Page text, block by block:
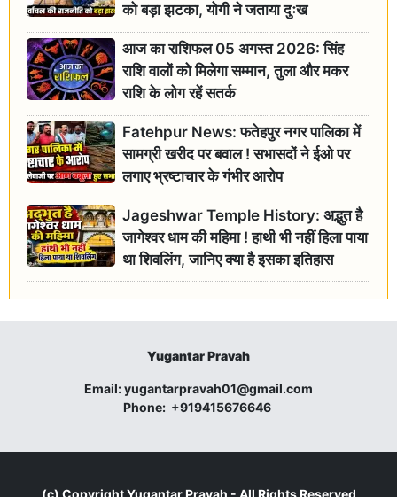
को बड़ा झटका, योगी ने जताया दुःख
आज का राशिफल 05 अगस्त 2026: सिंह
राशि वालों को मिलेगा सम्मान, तुला और मकर
राशि के लोग रहें सतर्क
Fatehpur News: फतेहपुर नगर पालिका में
सामग्री खरीद पर बवाल ! सभासदों ने ईओ पर
लगाए भ्रष्टाचार के गंभीर आरोप
Jageshwar Temple History: अद्भुत है
जागेश्वर धाम की महिमा ! हाथी भी नहीं हिला पाया
था शिवलिंग, जानिए क्या है इसका इतिहास
Yugantar Pravah
Email:yugantarpravah01@gmail.com
Phone: +919415676646